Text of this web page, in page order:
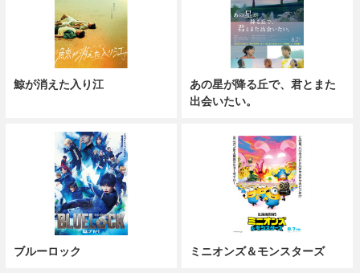
鯨が消えた入り江
あの星が降る丘で、君とまた
出会いたい。
ブルーロック ミニオンズ＆モンスターズ